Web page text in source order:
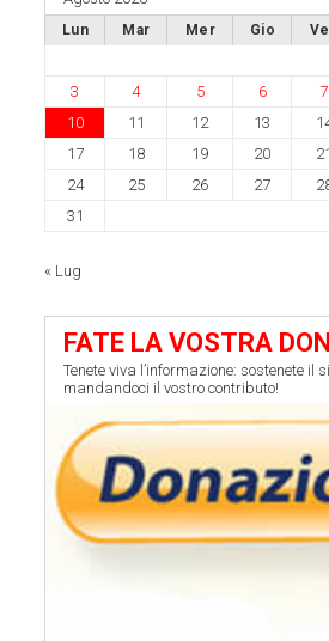
Lun Mar Mer Gio
3
4 5 6 7
10
11 12 13
17
18 19 20 21
24
25 26 27
31
« Lug
FATE LA VOSTRA
Tenete viva l’informazione: sostenete il
mandandoci il vostro contributo!